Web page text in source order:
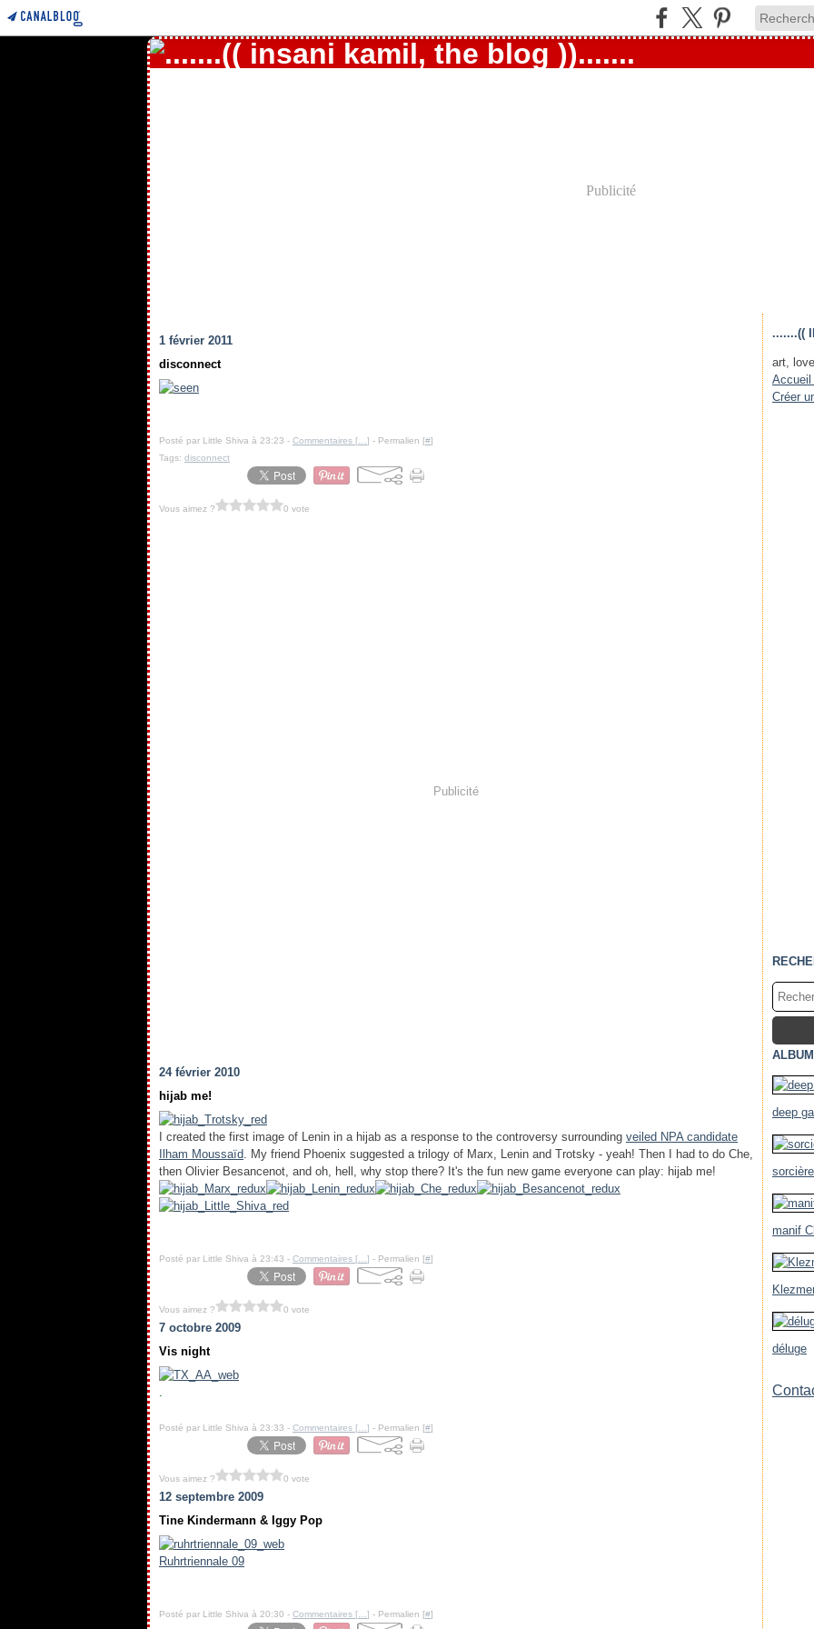
Publicité
1 février 2011
disconnect
Posté par Little Shiva à 23:23 - Commentaires [ ] - Permalien [#]
Tags: disconnect
Vous aimez ? 0 vote
Publicité
24 février 2010
hijab me!
I created the first image of Lenin in a hijab as a response to the controversy surrounding veiled NPA candidate
Ilham Moussaïd. My friend Phoenix suggested a trilogy of Marx, Lenin and Trotsky - yeah! Then I had to do Che,
then Olivier Besancenot, and oh, hell, why stop there? It's the fun new game everyone can play: hijab me!
Posté par Little Shiva à 23:43 - Commentaires [ ] - Permalien [#]
Vous aimez ? 0 vote
7 octobre 2009
Vis night
.
Posté par Little Shiva à 23:33 - Commentaires [ ] - Permalien [#]
Vous aimez ? 0 vote
12 septembre 2009
Tine Kindermann & Iggy Pop
Ruhrtriennale 09
Posté par Little Shiva à 20:30 - Commentaires [ ] - Permalien [#]
.......((
art,
Accueil
Créer
deep
manif
déluge